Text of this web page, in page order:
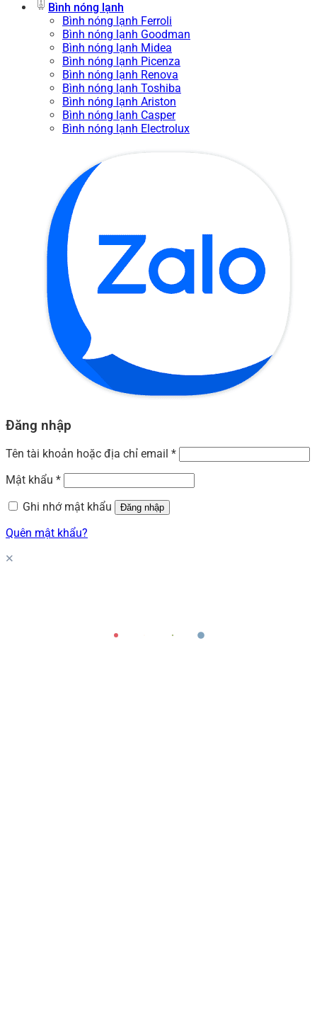
Bình nóng lạnh
Bình nóng lạnh Ferroli
Bình nóng lạnh Goodman
Bình nóng lạnh Midea
Bình nóng lạnh Picenza
Bình nóng lạnh Renova
Bình nóng lạnh Toshiba
Bình nóng lạnh Ariston
Bình nóng lạnh Casper
Bình nóng lạnh Electrolux
Đăng nhập
Tên tài khoản hoặc địa chỉ email *
Mật khẩu *
Ghi nhớ mật khẩu
Đăng nhập
Quên mật khẩu?